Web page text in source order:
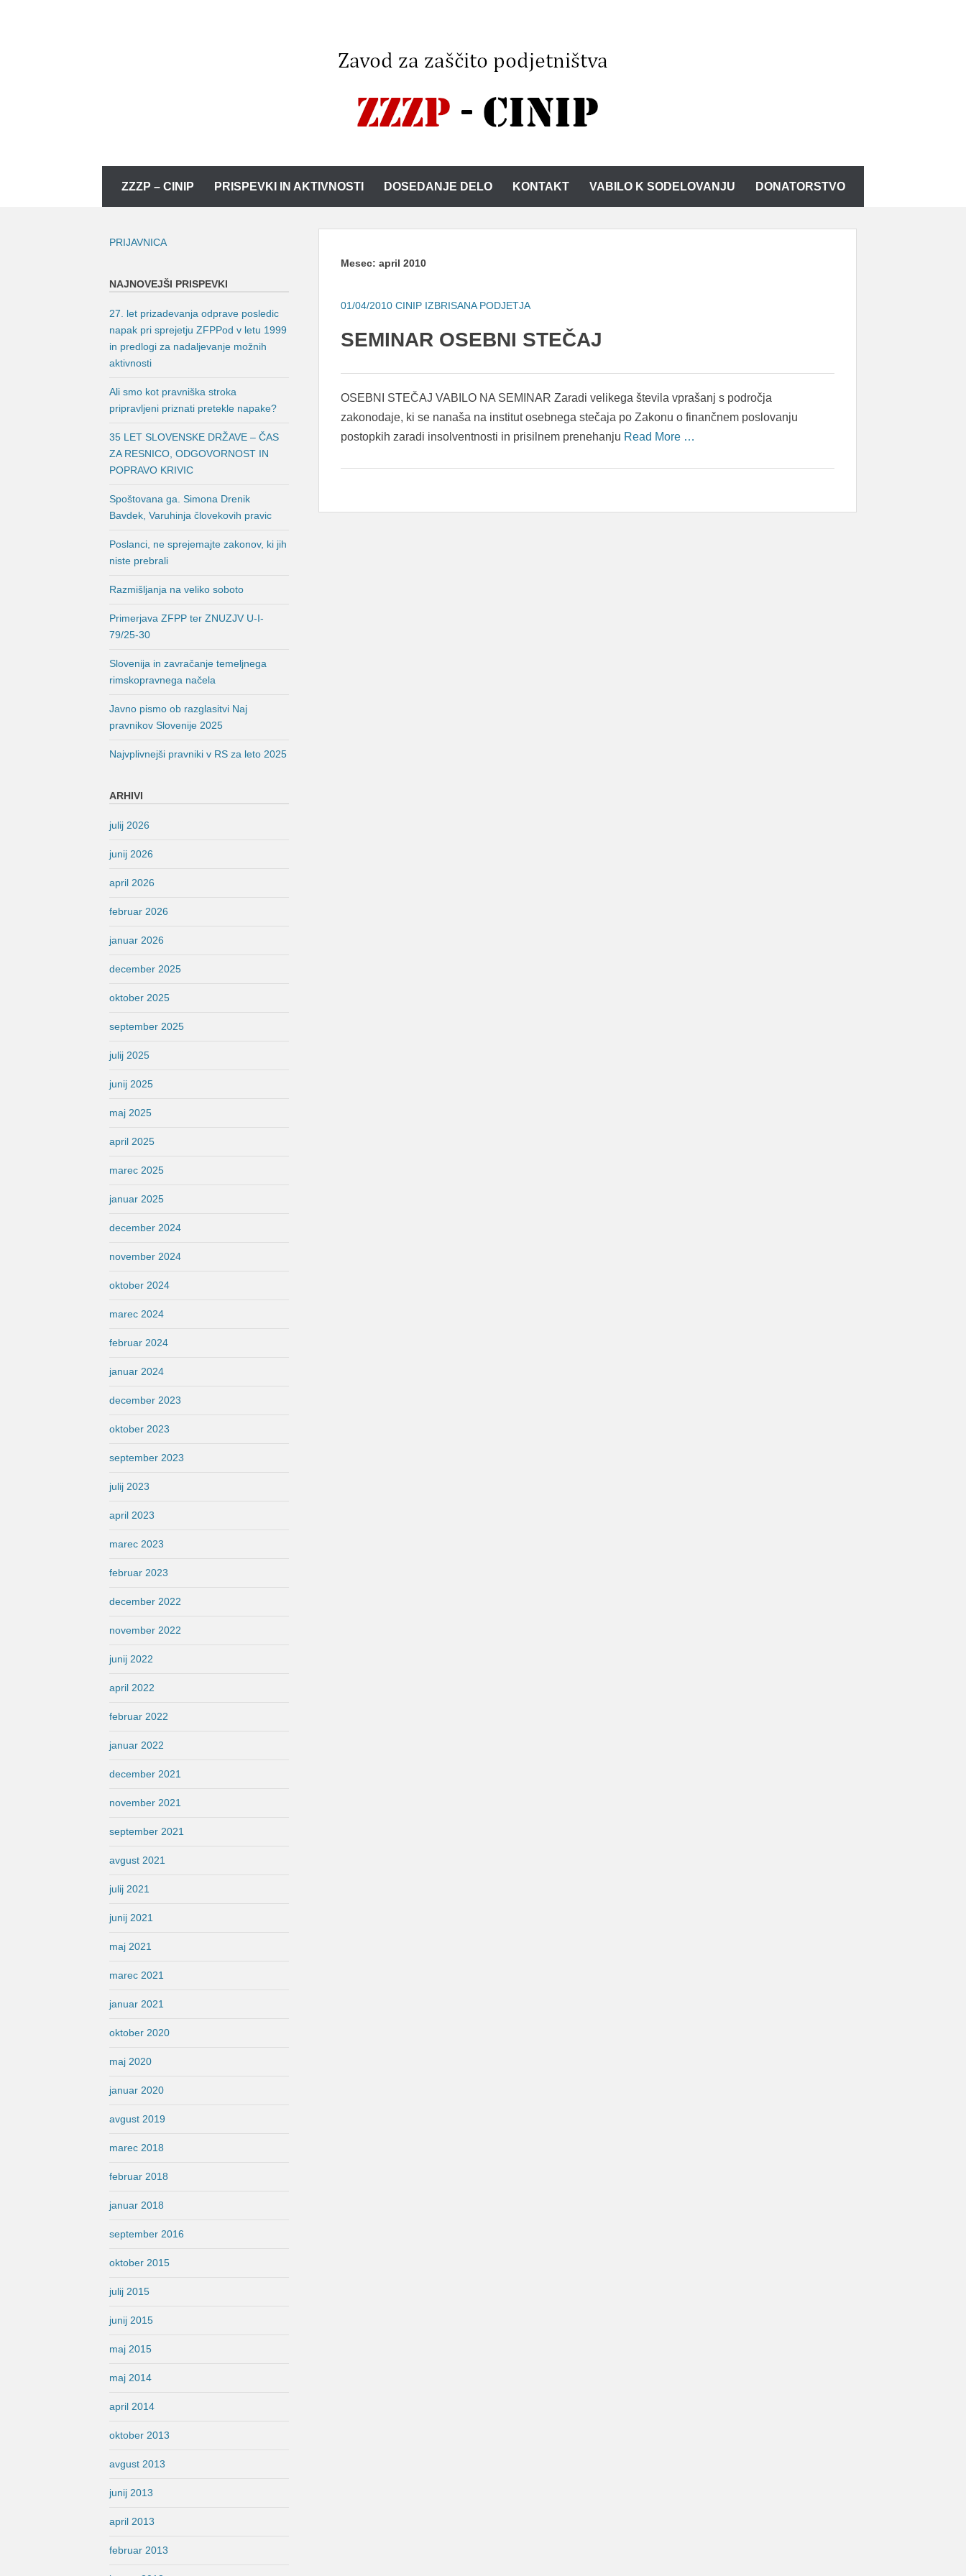
ZZZP – CINIP PRISPEVKI IN AKTIVNOSTI DOSEDANJE DELO KONTAKT VABILO K SODELOVANJU DONATORSTVO
Mesec:april 2010
01/04/2010 CINIP IZBRISANA PODJETJA
SEMINAR OSEBNI STEČAJ
OSEBNI STEČAJ VABILO NA SEMINAR Zaradi velikega števila vprašanj s področja
zakonodaje, ki se nanaša na institut osebnega stečaja po Zakonu o finančnem poslovanju
postopkih zaradi insolventnosti in prisilnem prenehanju Read More …
PRIJAVNICA
NAJNOVEJŠI PRISPEVKI
27. let prizadevanja odprave posledic
napak pri sprejetju ZFPPod v letu 1999
in predlogi za nadaljevanje možnih
aktivnosti
Ali smo kot pravniška stroka
pripravljeni priznati pretekle napake?
35 LET SLOVENSKE DRŽAVE – ČAS
ZA RESNICO, ODGOVORNOST IN
POPRAVO KRIVIC
Spoštovana ga. Simona Drenik
Bavdek, Varuhinja človekovih pravic
Poslanci, ne sprejemajte zakonov, ki jih
niste prebrali
Razmišljanja na veliko soboto
Primerjava ZFPP ter ZNUZJV U-I-
79/25-30
Slovenija in zavračanje temeljnega
rimskopravnega načela
Javno pismo ob razglasitvi Naj
pravnikov Slovenije 2025
Najvplivnejši pravniki v RS za leto 2025
ARHIVI
julij 2026
junij 2026
april 2026
februar 2026
januar 2026
december 2025
oktober 2025
september 2025
julij 2025
junij 2025
maj 2025
april 2025
marec 2025
januar 2025
december 2024
november 2024
oktober 2024
marec 2024
februar 2024
januar 2024
december 2023
oktober 2023
september 2023
julij 2023
april 2023
marec 2023
februar 2023
december 2022
november 2022
junij 2022
april 2022
februar 2022
januar 2022
december 2021
november 2021
september 2021
avgust 2021
julij 2021
junij 2021
maj 2021
marec 2021
januar 2021
oktober 2020
maj 2020
januar 2020
avgust 2019
marec 2018
februar 2018
januar 2018
september 2016
oktober 2015
julij 2015
junij 2015
maj 2015
maj 2014
april 2014
oktober 2013
avgust 2013
junij 2013
april 2013
februar 2013